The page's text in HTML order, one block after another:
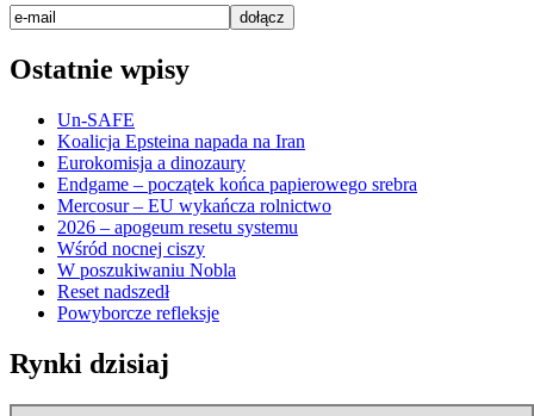
Ostatnie wpisy
Un-SAFE
Koalicja Epsteina napada na Iran
Eurokomisja a dinozaury
Endgame – początek końca papierowego srebra
Mercosur – EU wykańcza rolnictwo
2026 – apogeum resetu systemu
Wśród nocnej ciszy
W poszukiwaniu Nobla
Reset nadszedł
Powyborcze refleksje
Rynki dzisiaj